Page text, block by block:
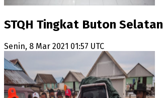
STQH Tingkat Buton
Senin, 8 Mar 2021 01:57 UTC